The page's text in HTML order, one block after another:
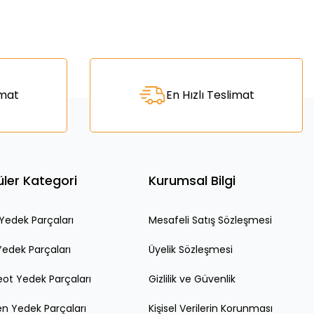
En Hızlı Teslimat
Kategori
Parçaları
Parçaları
Yedek Parçaları
Yedek Parçaları
Kurumsal Bilgi
Mesafeli Satış Sözleşmesi
Üyelik Sözleşmesi
Gizlilik ve Güvenlik
Kişisel Verilerin Korunması